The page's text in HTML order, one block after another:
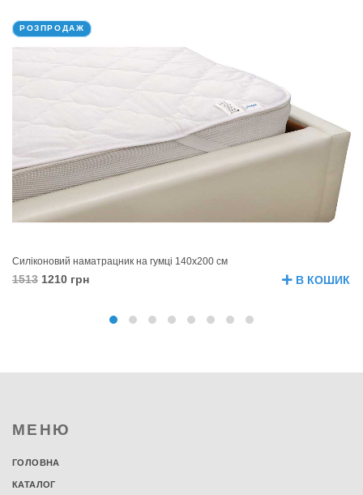
РОЗПРОДАЖ
Силіконовий наматрацник на гумці 140х200 см
1513 1210 грн В КОШИК
МЕНЮ
ГОЛОВНА
КАТАЛОГ